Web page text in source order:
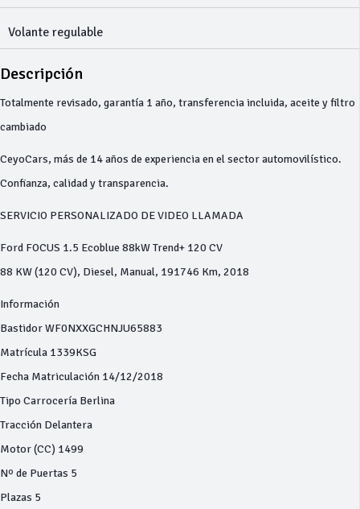
Volante regulable
Descripción
Totalmente revisado, garantía 1 año, transferencia incluida, aceite y filtro
cambiado
CeyoCars, más de 14 años de experiencia en el sector automovilístico.
Confianza, calidad y transparencia.
SERVICIO PERSONALIZADO DE VIDEO LLAMADA
Ford FOCUS 1.5 Ecoblue 88kW Trend+ 120 CV
88 KW (120 CV), Diesel, Manual, 191746 Km, 2018
Información
Bastidor WF0NXXGCHNJU65883
Matrícula 1339KSG
Fecha Matriculación 14/12/2018
Tipo Carrocería Berlina
Tracción Delantera
Motor (CC) 1499
Nº de Puertas 5
Plazas 5